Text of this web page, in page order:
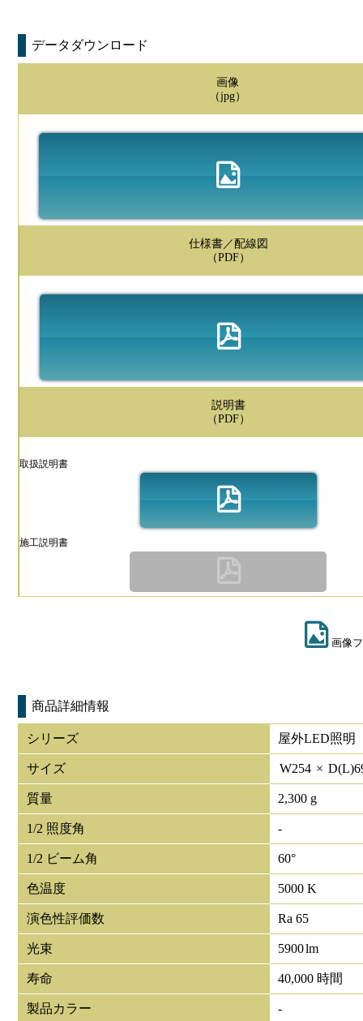
データダウンロード
画像
（jpg）
仕様書／配線図
（PDF）
説明書
（PDF）
取扱説明書
施工説明書
画像
商品詳細情報
シリーズ 屋外LED照明
サイズ W254 × D(L)
質量 2,300 g
1/2 照度角 -
1/2 ビーム角 60°
色温度 5000 K
演色性評価数 Ra 65
光束 5900lm
寿命 40,000 時間
製品カラー -